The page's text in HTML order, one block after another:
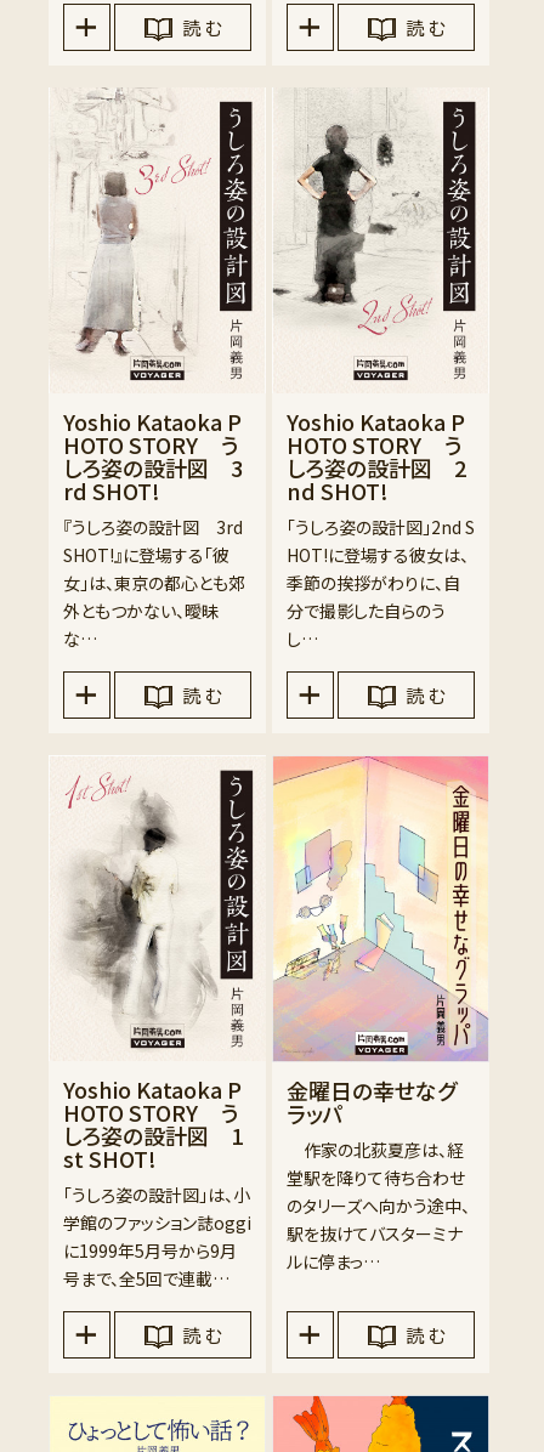
読 む 読 む
Yoshio Kataoka P
HOTO STORY う
しろ姿の設計図 3
rd SHOT!
『うしろ姿の設計図 3rd
SHOT!』に登場する「彼
女」は、東京の都心とも郊
外ともつかない、曖昧
な…
読 む
Yoshio Kataoka P
HOTO STORY う
しろ姿の設計図 2
nd SHOT!
「うしろ姿の設計図」2nd S
HOT!に登場する彼女は、
季節の挨拶がわりに、自
分で撮影した自らのう
し…
読 む
Yoshio Kataoka P
HOTO STORY う
しろ姿の設計図 1
st SHOT!
「うしろ姿の設計図」は、小
学館のファッション誌oggi
に1999年5月号から9月
号まで、全5回で連載…
読 む
金曜日の幸せなグ
ラッパ
作家の北荻夏彦は、経
堂駅を降りて待ち合わせ
のタリーズへ向かう途中、
駅を抜けてバスターミナ
ルに停まっ…
読 む